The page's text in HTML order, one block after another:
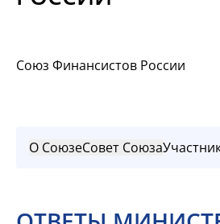
Союз Финансистов России
О СоюзеСовет Союза